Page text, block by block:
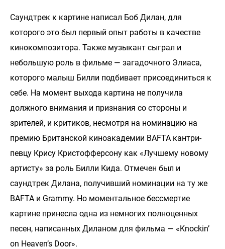
Саундтрек к картине написал Боб Дилан, для
которого это был первый опыт работы в качестве
кинокомпозитора. Также музыкант сыграл и
небольшую роль в фильме — загадочного Элиаса,
которого малыш Билли подбивает присоединиться к
себе. На момент выхода картина не получила
должного внимания и признания со стороны и
зрителей, и критиков, несмотря на номинацию на
премию Британской киноакадемии BAFTA кантри-
певцу Крису Кристофферсону как «Лучшему новому
артисту» за роль Билли Кида. Отмечен был и
саундтрек Дилана, получивший номинации на ту же
BAFTA и Grammy. Но моментальное бессмертие
картине принесла одна из немногих полноценных
песен, написанных Диланом для фильма — «Knockin’
on Heaven’s Door».